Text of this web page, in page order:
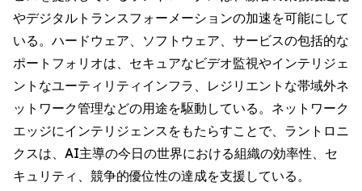
やデジタルトランスフォーメーションの加速を可能にして
いる。ハードウェア、ソフトウェア、サービスの包括的な
ポートフォリオは、セキュアなビデオ監視やインテリジェ
ントなユーティリティインフラ、レジリエントな帯域外ネ
ットワーク管理などの用途を駆動している。ネットワーク
エッジにインテリジェンスをもたらすことで、ラントロニ
クスは、AI主導の今日の世界における組織の効率性、セ
キュリティ、競争的優位性の達成を支援している。